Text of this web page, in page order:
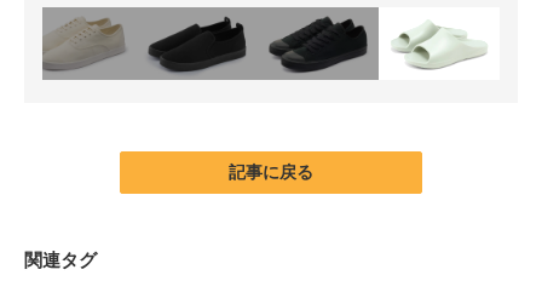
記事に戻る
関連タグ